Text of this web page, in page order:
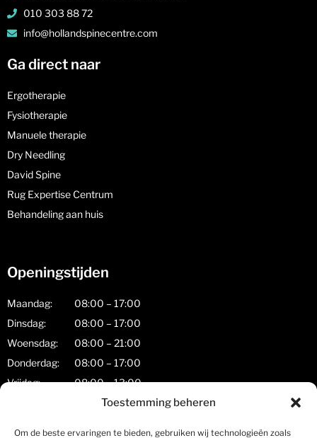
Toestemming beheren
Om de beste ervaringen te bieden, gebruiken wij technologieën zoals
010 303 88 72
info@hollandspinecentre.com
Ga direct naar
Ergotherapie
Fysiotherapie
Manuele therapie
Dry Needling
David Spine
Rug Expertise Centrum
Behandeling aan huis
Openingstijden
Maandag:
08:00 – 17:00
Dinsdag:
08:00 – 17:00
Woensdag:
08:00 – 21:00
Donderdag:
08:00 – 17:00
Vrijdag:
08:00 – 13:00
08:00 – 17:00